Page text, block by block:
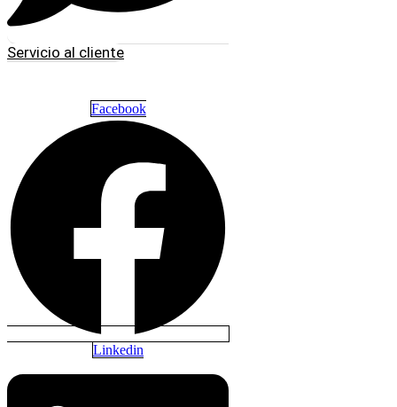
Servicio al cliente
Facebook
Linkedin